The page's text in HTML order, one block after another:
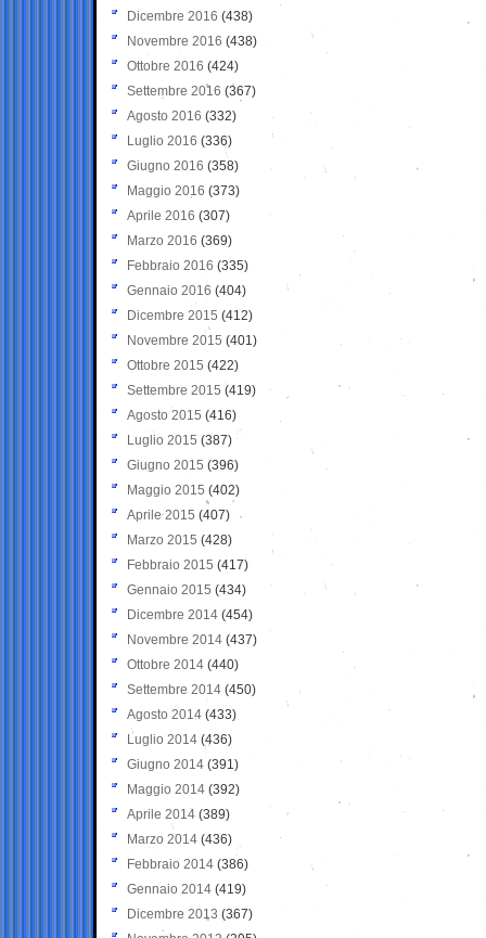
Dicembre 2016 (438)
Novembre 2016 (438)
Ottobre 2016 (424)
Settembre 2016 (367)
Agosto 2016 (332)
Luglio 2016 (336)
Giugno 2016 (358)
Maggio 2016 (373)
Aprile 2016 (307)
Marzo 2016 (369)
Febbraio 2016 (335)
Gennaio 2016 (404)
Dicembre 2015 (412)
Novembre 2015 (401)
Ottobre 2015 (422)
Settembre 2015 (419)
Agosto 2015 (416)
Luglio 2015 (387)
Giugno 2015 (396)
Maggio 2015 (402)
Aprile 2015 (407)
Marzo 2015 (428)
Febbraio 2015 (417)
Gennaio 2015 (434)
Dicembre 2014 (454)
Novembre 2014 (437)
Ottobre 2014 (440)
Settembre 2014 (450)
Agosto 2014 (433)
Luglio 2014 (436)
Giugno 2014 (391)
Maggio 2014 (392)
Aprile 2014 (389)
Marzo 2014 (436)
Febbraio 2014 (386)
Gennaio 2014 (419)
Dicembre 2013 (367)